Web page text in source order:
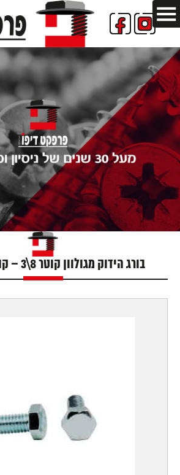
בורג הידוק מגולוון קוטר 8\3 – קופסא 400 יח'